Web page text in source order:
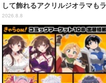
して飾れるアクリルジオラマもラ
インナップ！「まるくじ」登場
2026.8.8